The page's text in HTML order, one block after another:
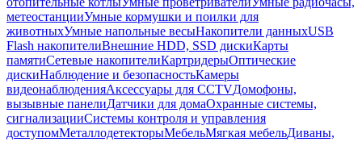
метеостанцииУмные кормушки и поилки для
животныхУмные напольные весыНакопители данныхUSB
Flash накопителиВнешние HDD, SSD дискиКарты
памятиСетевые накопителиКартридерыОптические
дискиНаблюдение и безопасностьКамеры
видеонаблюденияАксессуары для CCTVДомофоны,
вызывные панелиДатчики для домаОхранные системы,
сигнализацииСистемы контроля и управления
доступомМеталлодетекторыМебельМягкая мебельДиваны,